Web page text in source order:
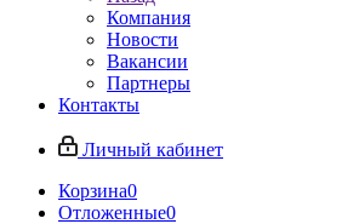
Компания
Новости
Вакансии
Партнеры
Контакты
Личный кабинет
Корзина0
Отложенные0